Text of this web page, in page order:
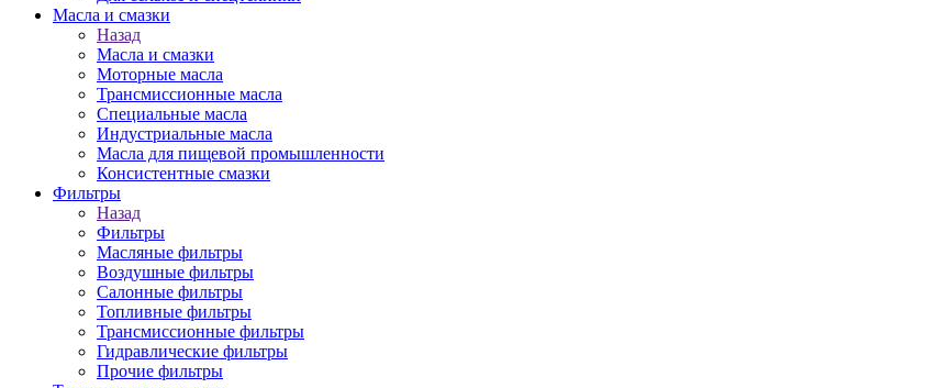
Масла и смазки
Назад
Масла и смазки
Моторные масла
Трансмиссионные масла
Специальные масла
Индустриальные масла
Масла для пищевой промышленности
Консистентные смазки
Фильтры
Назад
Фильтры
Масляные фильтры
Воздушные фильтры
Салонные фильтры
Топливные фильтры
Трансмиссионные фильтры
Гидравлические фильтры
Прочие фильтры